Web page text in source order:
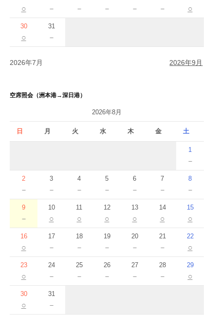
○ － － － － － ○
30
○
31
－
2026年7月 2026年9月
空席照会（洲本港→深日港）
2026年8月
日 月 火 水 木 金 土
1
－
2
－
3
－
4
－
5
－
6
－
7
－
8
－
9
－
10
○
11
○
12
○
13
○
14
○
15
○
16
○
17
－
18
－
19
－
20
－
21
－
22
○
23
○
24
－
25
－
26
－
27
－
28
－
29
○
30
○
31
－